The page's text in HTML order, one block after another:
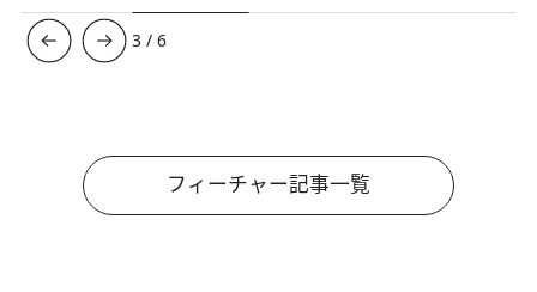
3 /6
フィーチャー記事一覧